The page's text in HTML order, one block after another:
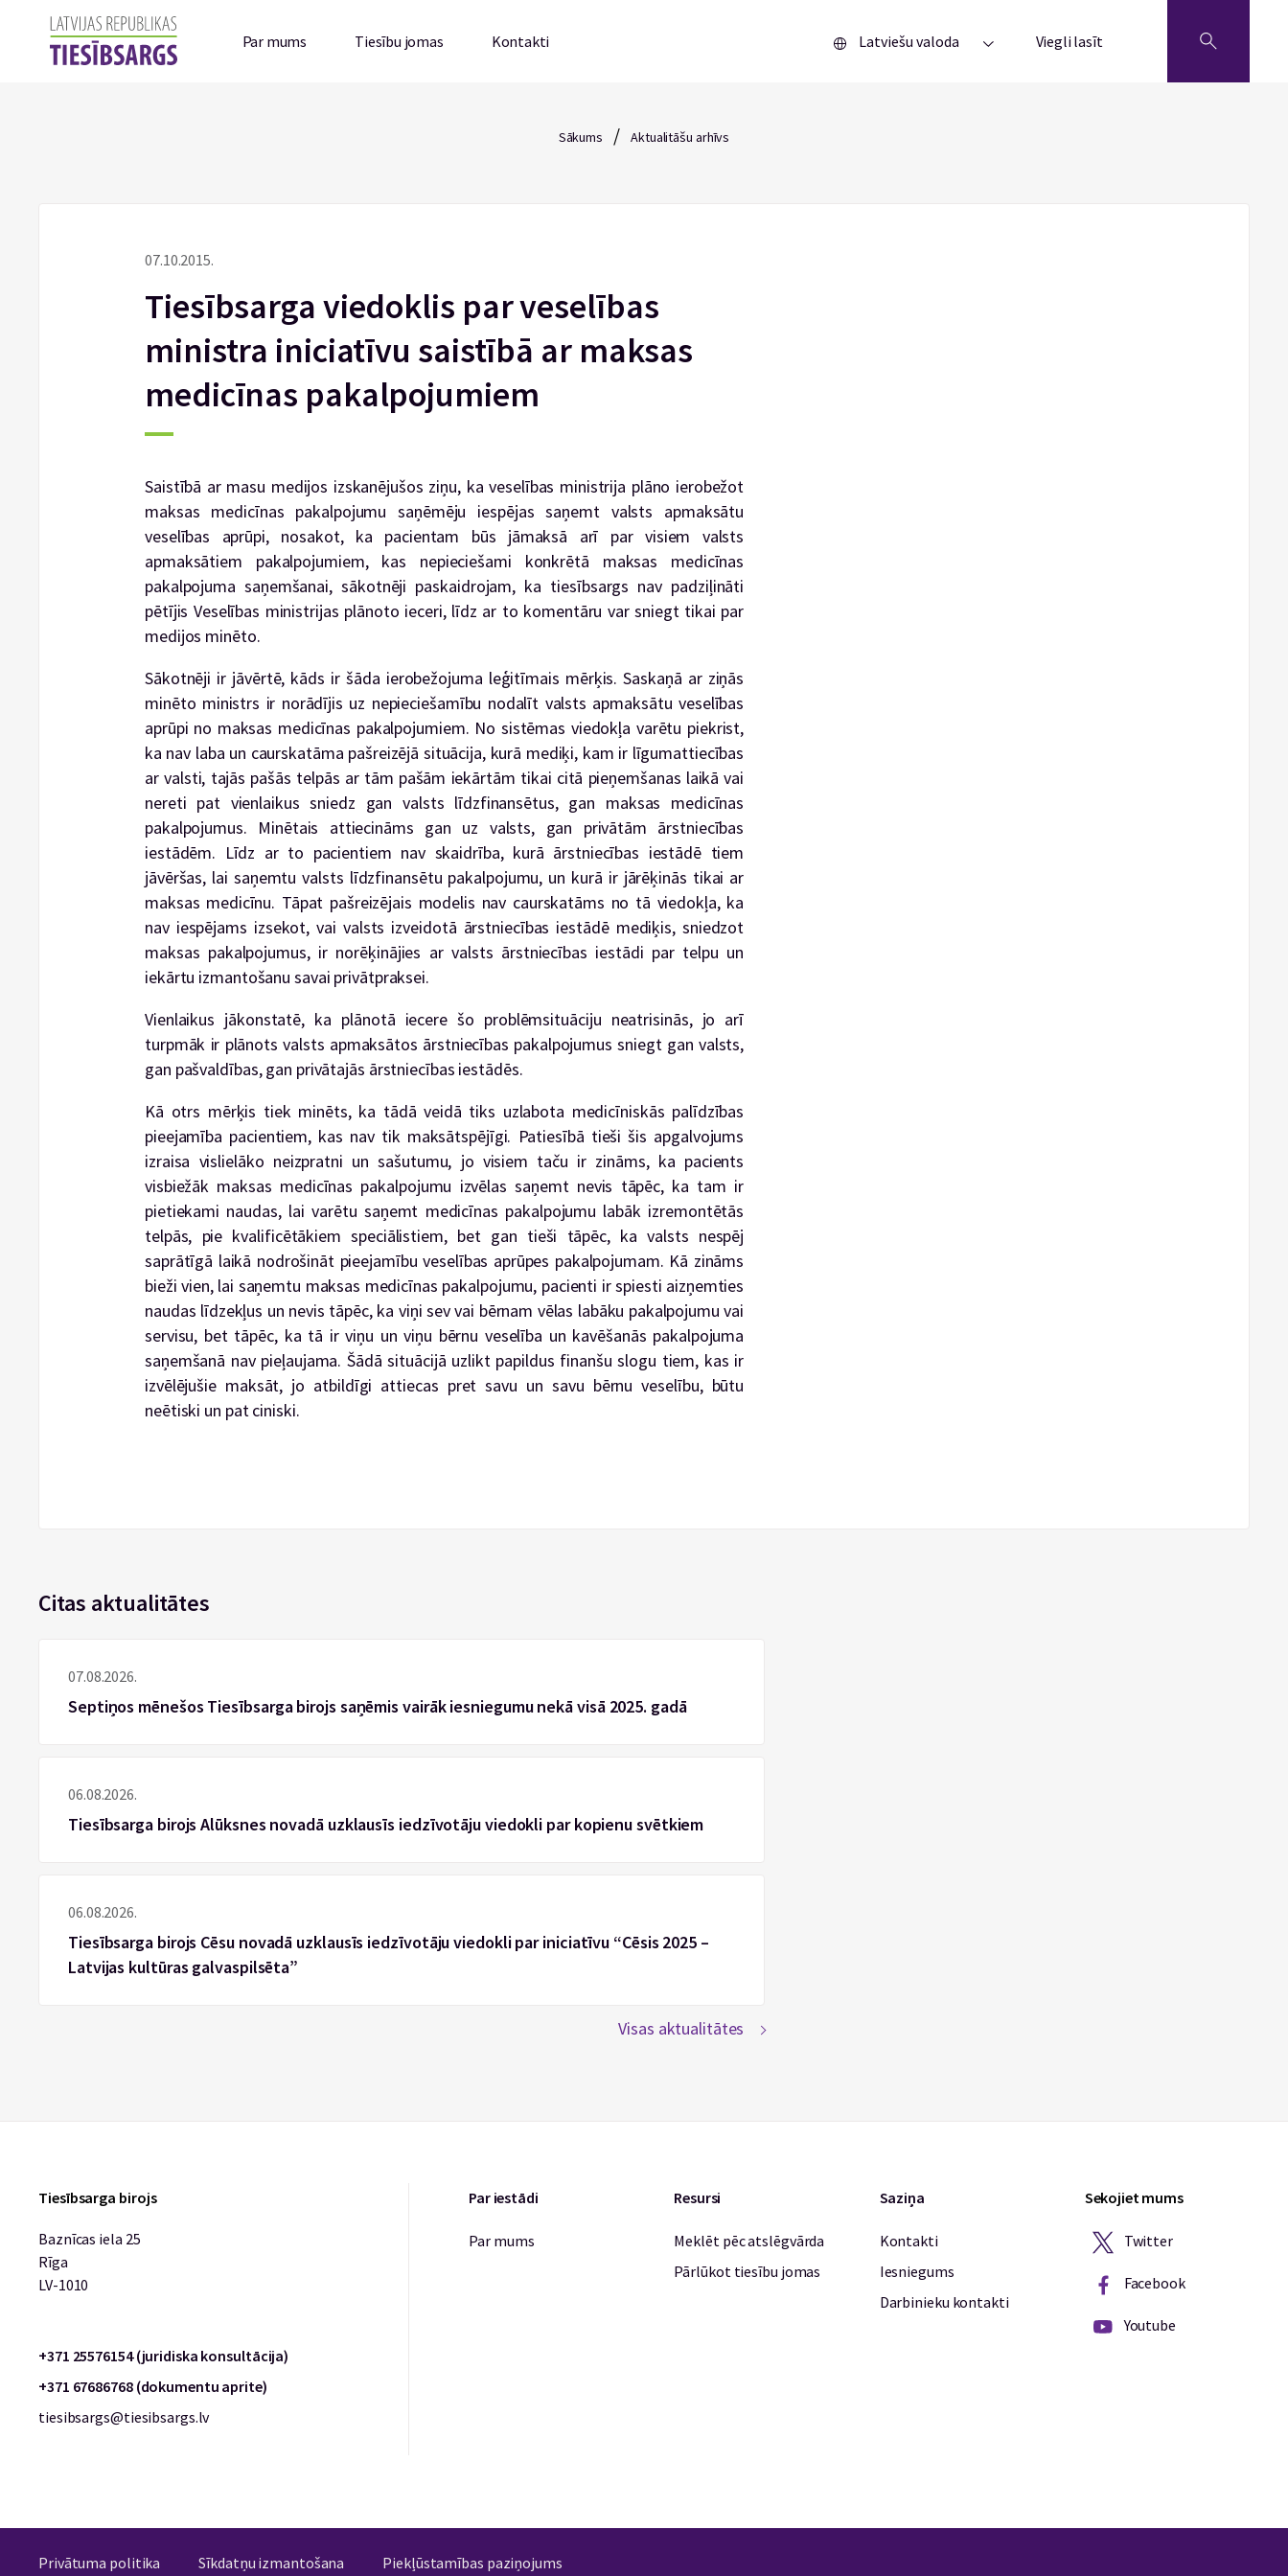
Par mums Tiesību jomas Kontakti Latviešu valoda Viegli lasīt
Sākums / Aktualitāšu arhīvs
07.10.2015.
Tiesībsarga viedoklis par veselības
ministra iniciatīvu saistībā ar maksas
medicīnas pakalpojumiem
Saistībā ar masu medijos izskanējušos ziņu, ka veselības ministrija plāno ierobežot
maksas medicīnas pakalpojumu saņēmēju iespējas saņemt valsts apmaksātu
veselības aprūpi, nosakot, ka pacientam būs jāmaksā arī par visiem valsts
apmaksātiem pakalpojumiem, kas nepieciešami konkrētā maksas medicīnas
pakalpojuma saņemšanai, sākotnēji paskaidrojam, ka tiesībsargs nav padziļināti
pētījis Veselības ministrijas plānoto ieceri, līdz ar to komentāru var sniegt tikai par
medijos minēto.
Sākotnēji ir jāvērtē, kāds ir šāda ierobežojuma leģitīmais mērķis. Saskaņā ar ziņās
minēto ministrs ir norādījis uz nepieciešamību nodalīt valsts apmaksātu veselības
aprūpi no maksas medicīnas pakalpojumiem. No sistēmas viedokļa varētu piekrist,
ka nav laba un caurskatāma pašreizējā situācija, kurā mediķi, kam ir līgumattiecības
ar valsti, tajās pašās telpās ar tām pašām iekārtām tikai citā pieņemšanas laikā vai
nereti pat vienlaikus sniedz gan valsts līdzfinansētus, gan maksas medicīnas
pakalpojumus. Minētais attiecināms gan uz valsts, gan privātām ārstniecības
iestādēm. Līdz ar to pacientiem nav skaidrība, kurā ārstniecības iestādē tiem
jāvēršas, lai saņemtu valsts līdzfinansētu pakalpojumu, un kurā ir jārēķinās tikai ar
maksas medicīnu. Tāpat pašreizējais modelis nav caurskatāms no tā viedokļa, ka
nav iespējams izsekot, vai valsts izveidotā ārstniecības iestādē mediķis, sniedzot
maksas pakalpojumus, ir norēķinājies ar valsts ārstniecības iestādi par telpu un
iekārtu izmantošanu savai privātpraksei.
Vienlaikus jākonstatē, ka plānotā iecere šo problēmsituāciju neatrisinās, jo arī
turpmāk ir plānots valsts apmaksātos ārstniecības pakalpojumus sniegt gan valsts,
gan pašvaldības, gan privātajās ārstniecības iestādēs.
Kā otrs mērķis tiek minēts, ka tādā veidā tiks uzlabota medicīniskās palīdzības
pieejamība pacientiem, kas nav tik maksātspējīgi. Patiesībā tieši šis apgalvojums
izraisa vislielāko neizpratni un sašutumu, jo visiem taču ir zināms, ka pacients
visbiežāk maksas medicīnas pakalpojumu izvēlas saņemt nevis tāpēc, ka tam ir
pietiekami naudas, lai varētu saņemt medicīnas pakalpojumu labāk izremontētās
telpās, pie kvalificētākiem speciālistiem, bet gan tieši tāpēc, ka valsts nespēj
saprātīgā laikā nodrošināt pieejamību veselības aprūpes pakalpojumam. Kā zināms
bieži vien, lai saņemtu maksas medicīnas pakalpojumu, pacienti ir spiesti aizņemties
naudas līdzekļus un nevis tāpēc, ka viņi sev vai bērnam vēlas labāku pakalpojumu vai
servisu, bet tāpēc, ka tā ir viņu un viņu bērnu veselība un kavēšanās pakalpojuma
saņemšanā nav pieļaujama. Šādā situācijā uzlikt papildus finanšu slogu tiem, kas ir
izvēlējušie maksāt, jo atbildīgi attiecas pret savu un savu bērnu veselību, būtu
neētiski un pat ciniski.
Citas aktualitātes
07.08.2026.
Septiņos mēnešos Tiesībsarga birojs saņēmis vairāk iesniegumu nekā visā 2025. gadā
06.08.2026.
Tiesībsarga birojs Alūksnes novadā uzklausīs iedzīvotāju viedokli par kopienu svētkiem
06.08.2026.
Tiesībsarga birojs Cēsu novadā uzklausīs iedzīvotāju viedokli par iniciatīvu “Cēsis 2025 –
Latvijas kultūras galvaspilsēta”
Visas aktualitātes
Tiesībsarga birojs
Baznīcas iela 25
Rīga
LV-1010
+371 25576154 (juridiska konsultācija)
+371 67686768 (dokumentu aprite)
tiesibsargs@tiesibsargs.lv
Par iestādi
Par mums
Resursi
Meklēt pēc atslēgvārda
Pārlūkot tiesību jomas
Saziņa
Kontakti
Iesniegums
Darbinieku kontakti
Sekojiet mums
Twitter
Facebook
Youtube
Privātuma politika Sīkdatņu izmantošana Piekļūstamības paziņojums